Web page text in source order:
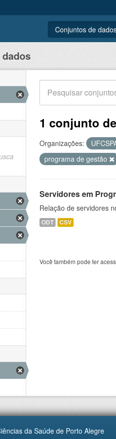
Conjuntos de
1 conjunto
Organizações:
programa de gestão
Servidores em
Relação de servidores
ODT CSV
Você também pode ter
da Saúde de Porto Alegre